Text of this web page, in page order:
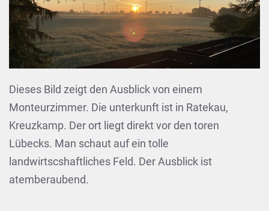
Dieses Bild zeigt den Ausblick von einem
Monteurzimmer. Die unterkunft ist in Ratekau,
Kreuzkamp. Der ort liegt direkt vor den toren
Lübecks. Man schaut auf ein tolle
landwirtscshaftliches Feld. Der Ausblick ist
atemberaubend.